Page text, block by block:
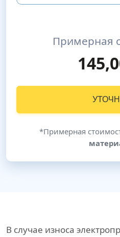
Примерная
*Примерная
В случае износа